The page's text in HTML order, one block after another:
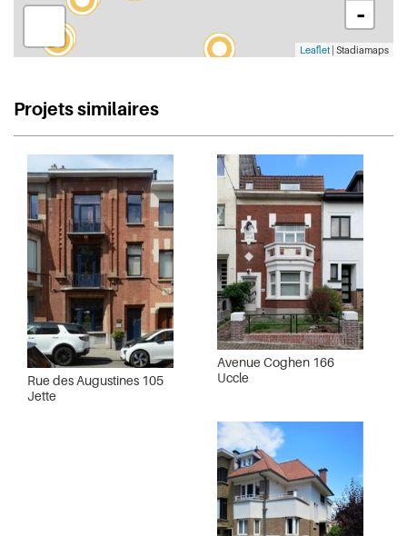
-
Leaflet | Stadiamaps
Projets similaires
Rue des Augustines 105
Jette
Avenue Coghen 166
Uccle